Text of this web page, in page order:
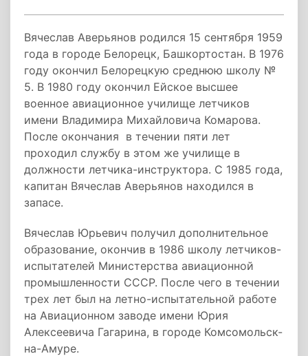
Вячеслав Аверьянов родился 15 сентября 1959
года в городе Белорецк, Башкортостан. В 1976
году окончил Белорецкую среднюю школу №
5. В 1980 году окончил Ейское высшее
военное авиационное училище летчиков
имени Владимира Михайловича Комарова.
После окончания в течении пяти лет
проходил службу в этом же училище в
должности летчика-инструктора. С 1985 года,
капитан Вячеслав Аверьянов находился в
запасе.
Вячеслав Юрьевич получил дополнительное
образование, окончив в 1986 школу летчиков-
испытателей Министерства авиационной
промышленности СССР. После чего в течении
трех лет был на летно-испытательной работе
на Авиационном заводе имени Юрия
Алексеевича Гагарина, в городе Комсомольск-
на-Амуре.